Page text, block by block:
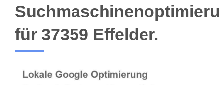
für 37359 Effelder.